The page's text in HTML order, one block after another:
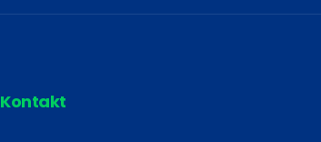
Kontakt